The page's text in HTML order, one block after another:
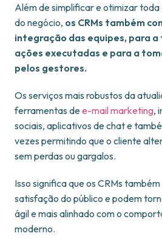
Além de simplificar e otimizar
do negócio, os CRMs também
integração das equipes, para
ações executadas e para a
pelos gestores.
Os serviços mais robustos da
ferramentas dee-mail marketing,
sociais, aplicativos de chat e
vezes permitindo que o cliente
sem perdas ou gargalos.
Isso significa que os CRMs
satisfação do público e podem
ágil e mais alinhado com o
moderno.